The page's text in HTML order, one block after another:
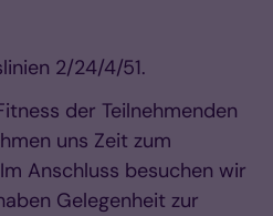
2/24/4/51.
der Teilnehmenden
uns Zeit zum
Anschluss besuchen wir
Gelegenheit zur